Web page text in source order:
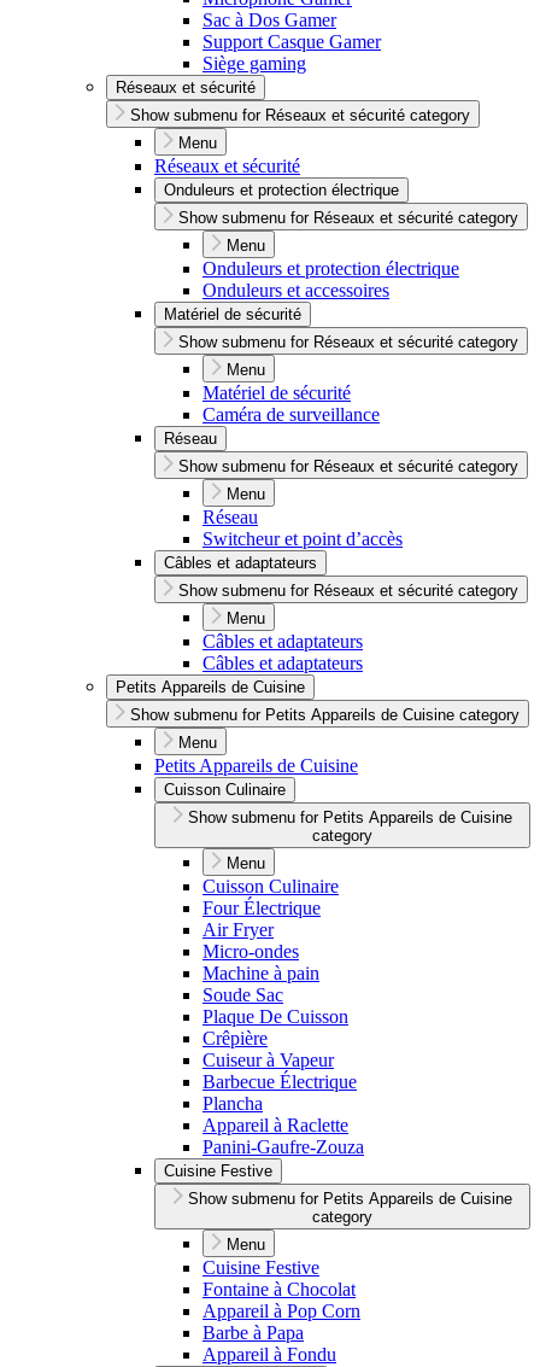
Sac à Dos Gamer
Support Casque Gamer
Siège gaming
Réseaux et sécurité
Show submenu for Réseaux et sécurité category
Menu
Réseaux et sécurité
Onduleurs et protection électrique
Show submenu for Réseaux et sécurité category
Menu
Onduleurs et protection électrique
Onduleurs et accessoires
Matériel de sécurité
Show submenu for Réseaux et sécurité category
Menu
Matériel de sécurité
Caméra de surveillance
Réseau
Show submenu for Réseaux et sécurité category
Menu
Réseau
Switcheur et point d’accès
Câbles et adaptateurs
Show submenu for Réseaux et sécurité category
Menu
Câbles et adaptateurs
Câbles et adaptateurs
Petits Appareils de Cuisine
Show submenu for Petits Appareils de Cuisine category
Menu
Petits Appareils de Cuisine
Cuisson Culinaire
Show submenu for Petits Appareils de Cuisine
category
Menu
Cuisson Culinaire
Four Électrique
Air Fryer
Micro-ondes
Machine à pain
Soude Sac
Plaque De Cuisson
Crêpière
Cuiseur à Vapeur
Barbecue Électrique
Plancha
Appareil à Raclette
Panini-Gaufre-Zouza
Cuisine Festive
Show submenu for Petits Appareils de Cuisine
category
Menu
Cuisine Festive
Fontaine à Chocolat
Appareil à Pop Corn
Barbe à Papa
Appareil à Fondu